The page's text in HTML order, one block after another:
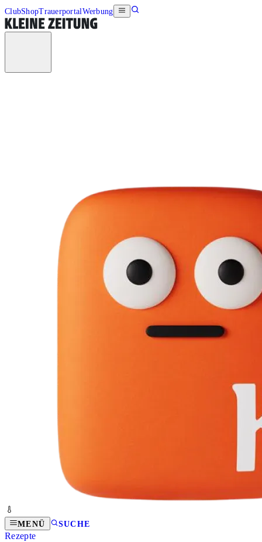
ClubShopTrauerportalWerbung
MENÜ SUCHE
Rezepte